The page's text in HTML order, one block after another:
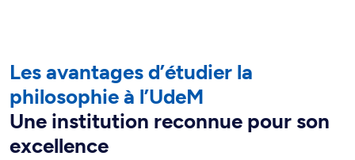
Les avantages d’étudier la
philosophie à l’UdeM
Une institution reconnue pour son
excellence